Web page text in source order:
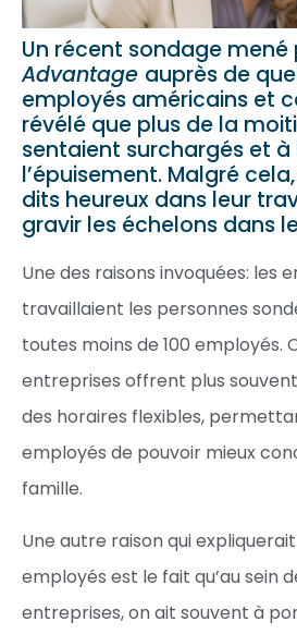
Un récent sondage mené
Advantage auprès de
employés américains et
révélé que plus de la
sentaient surchargés et
l’épuisement. Malgré
dits heureux dans leur
gravir les échelons dans
Une des raisons invoquées: les
travaillaient les personnes
toutes moins de 100 employés.
entreprises offrent plus
des horaires flexibles,
employés de pouvoir mieux
famille.
Une autre raison qui
employés est le fait qu’au sein
entreprises, on ait souvent à